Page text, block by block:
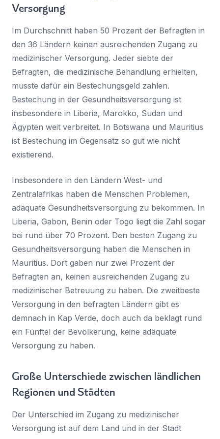
Versorgung
Im Durchschnitt haben 50 Prozent der Befragten in
den 36 Ländern keinen ausreichenden Zugang zu
medizinischer Versorgung. Jeder siebte der
Befragten, die medizinische Behandlung erhielten,
musste dafür ein Bestechungsgeld zahlen.
Bestechung in der Gesundheitsversorgung ist
insbesondere in Liberia, Marokko, Sudan und
Ägypten weit verbreitet. In Botswana und Mauritius
ist Bestechung im Gegensatz so gut wie nicht
existierend.
Insbesondere in den Ländern West- und
Zentralafrikas haben die Menschen Problemen,
adäquate Gesundheitsversorgung zu bekommen. In
Liberia, Gabon, Benin oder Togo liegt die Zahl sogar
bei rund über 70 Prozent. Den besten Zugang zu
Gesundheitsversorgung haben die Menschen in
Mauritius. Dort gaben nur zwei Prozent der
Befragten an, keinen ausreichenden Zugang zu
medizinischer Betreuung zu haben. Die zweitbeste
Versorgung in den befragten Ländern gibt es
demnach in Kap Verde, doch auch da beklagt rund
ein Fünftel der Bevölkerung, keine adäquate
Versorgung zu haben.
Große Unterschiede zwischen ländlichen
Regionen und Städten
Der Unterschied im Zugang zu medizinischer
Versorgung ist auf dem Land und in der Stadt